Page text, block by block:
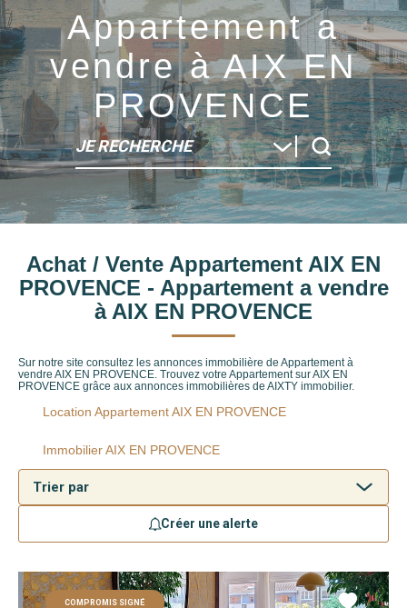
Appartement a
vendre à AIX EN
PROVENCE
JE RECHERCHE
Type de bien
Localité
Achat / Vente Appartement AIX EN
PROVENCE - Appartement a vendre
à AIX EN PROVENCE
Sur notre site consultez les annonces immobilière de Appartement à
vendre AIX EN PROVENCE. Trouvez votre Appartement sur AIX EN
PROVENCE grâce aux annonces immobilières de AIXTY immobilier.
Location Appartement AIX EN PROVENCE
Immobilier AIX EN PROVENCE
Créer une alerte
COMPROMIS SIGNÉ